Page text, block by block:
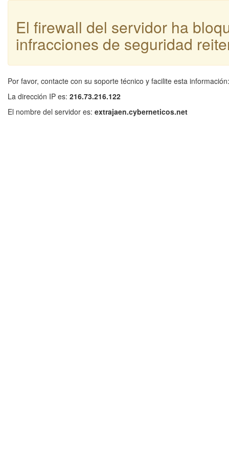
El firewall del servidor ha
infracciones de seguridad
Por favor, contacte con su soporte técnico y facilite esta información:
La dirección IP es: 216.73.216.122
El nombre del servidor es: extrajaen.cyberneticos.net